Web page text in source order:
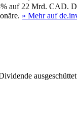
auf 22 Mrd. CAD.
» Mehr auf